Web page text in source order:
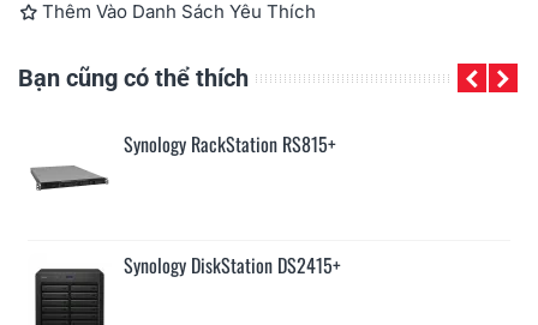
Thêm Vào Danh Sách Yêu Thích
Bạn cũng có thể thích
Synology RackStation RS815+
Synology DiskStation DS2415+